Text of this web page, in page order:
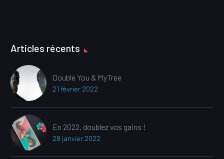
Articles récents
Double You & MyTree
21 février 2022
En 2022, doublez vos gains !
28 janvier 2022